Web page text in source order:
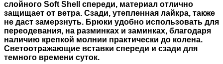
слойного Soft Shell спереди, материал отлично
защищает от ветра. Сзади, утепленная лайкра, также
не даст замерзнуть. Брюки удобно использовать для
переодевания, на разминках и заминках, благодаря
наличию крепкой молнии практически до колена.
Светоотражающие вставки спереди и сзади для
темного времени суток.